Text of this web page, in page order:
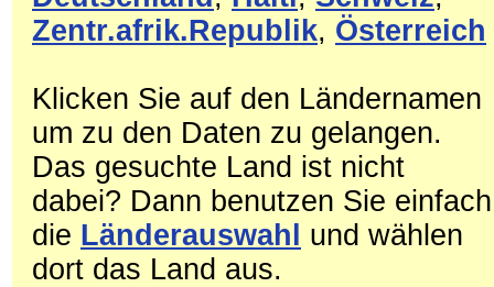
Zentr.afrik.Republik, Österreich
Klicken Sie auf den Ländernamen
um zu den Daten zu gelangen.
Das gesuchte Land ist nicht
dabei? Dann benutzen Sie einfach
die Länderauswahl
und wählen
dort das Land aus.